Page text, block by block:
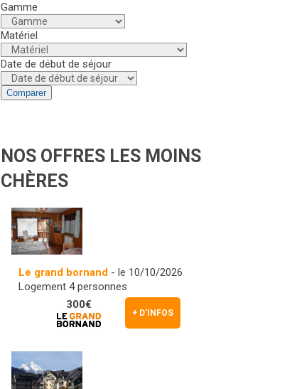
Gamme
Matériel
Date de début de séjour
Comparer
NOS OFFRES LES MOINS
CHÈRES
Le grand bornand - le 10/10/2026
Logement 4 personnes
+ D'INFOS
300€